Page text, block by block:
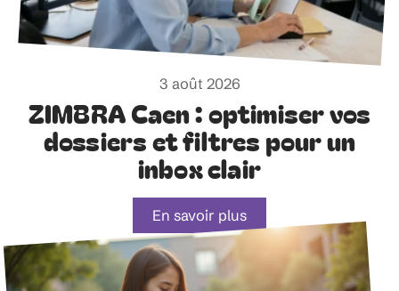
3 août 2026
ZIMBRA Caen : optimiser vos
dossiers et filtres pour un
inbox clair
En savoir plus